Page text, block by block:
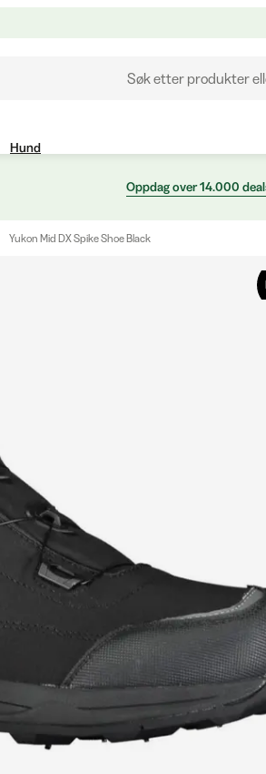
Søk etter produkter
Hund
Oppdag over 14.000
Yukon Mid DX Spike Shoe Black